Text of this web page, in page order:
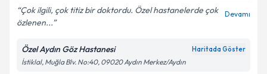
Kişisel verilerimin işlenmesine ilişkin
Aydınlatma
Metni'ni okudum ve kişisel verilerimin belirtilen
Çok ilgili, çok titiz bir doktordu. Özel hastanelerde çok
özlenen...
Devamı
Özel Aydın Göz Hastanesi Haritada Göster
İstiklal, Muğla Blv. No:40, 09020 Aydın Merkez/Aydın